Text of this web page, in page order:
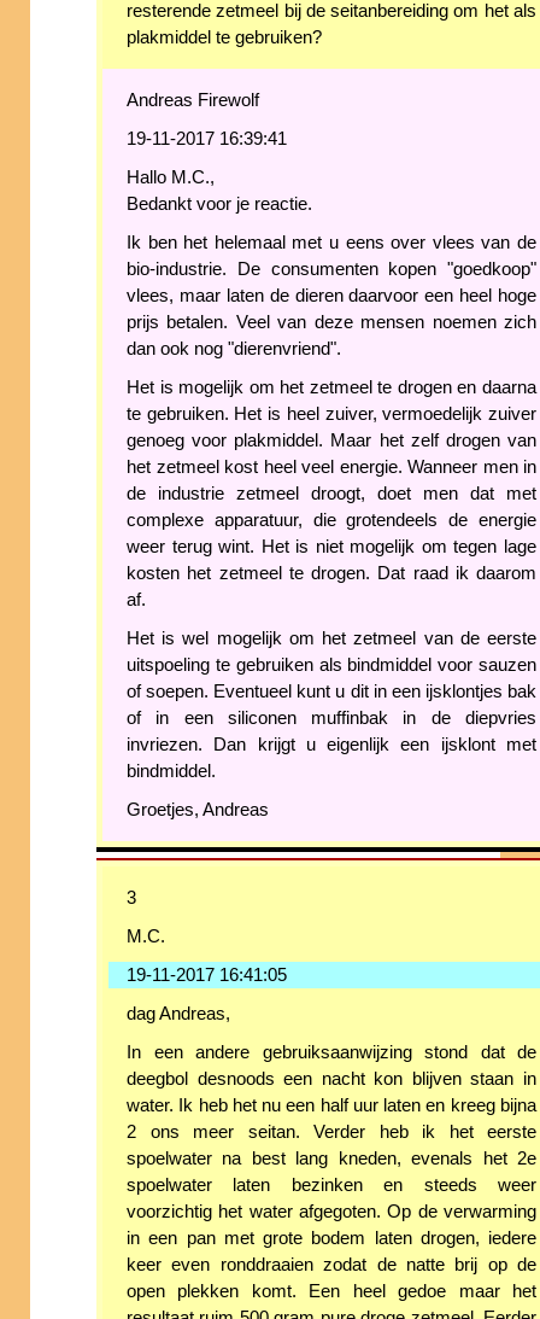
resterende zetmeel bij de seitanbereiding om het als
plakmiddel te gebruiken?
Andreas Firewolf
19-11-2017 16:39:41
Hallo M.C.,
Bedankt voor je reactie.
Ik ben het helemaal met u eens over vlees van de
bio-industrie. De consumenten kopen "goedkoop"
vlees, maar laten de dieren daarvoor een heel hoge
prijs betalen. Veel van deze mensen noemen zich
dan ook nog "dierenvriend".
Het is mogelijk om het zetmeel te drogen en daarna
te gebruiken. Het is heel zuiver, vermoedelijk zuiver
genoeg voor plakmiddel. Maar het zelf drogen van
het zetmeel kost heel veel energie. Wanneer men in
de industrie zetmeel droogt, doet men dat met
complexe apparatuur, die grotendeels de energie
weer terug wint. Het is niet mogelijk om tegen lage
kosten het zetmeel te drogen. Dat raad ik daarom
af.
Het is wel mogelijk om het zetmeel van de eerste
uitspoeling te gebruiken als bindmiddel voor sauzen
of soepen. Eventueel kunt u dit in een ijsklontjes bak
of in een siliconen muffinbak in de diepvries
invriezen. Dan krijgt u eigenlijk een ijsklont met
bindmiddel.
Groetjes, Andreas
3
M.C.
19-11-2017 16:41:05
dag Andreas,
In een andere gebruiksaanwijzing stond dat de
deegbol desnoods een nacht kon blijven staan in
water. Ik heb het nu een half uur laten en kreeg bijna
2 ons meer seitan. Verder heb ik het eerste
spoelwater na best lang kneden, evenals het 2e
spoelwater laten bezinken en steeds weer
voorzichtig het water afgegoten. Op de verwarming
in een pan met grote bodem laten drogen, iedere
keer even ronddraaien zodat de natte brij op de
open plekken komt. Een heel gedoe maar het